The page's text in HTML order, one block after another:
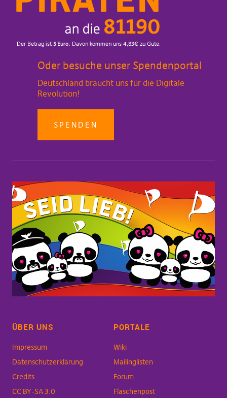
Oder besuche unser Spendenportal
Deutschland braucht uns für die Digitale
Revolution!
SPENDEN
ÜBER UNS
Impressum
Datenschutzerklärung
Credits
CC BY-SA 3.0
PORTALE
Wiki
Mailinglisten
Forum
Flaschenpost